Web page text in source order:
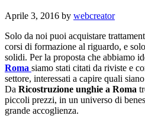
Aprile 3, 2016 by webcreator
Solo da noi puoi acquistare
corsi di formazione al riguardo, e
solidi. Per la proposta che abbiamo
Roma siamo stati citati da riviste e
settore, interessati a capire quali
Da Ricostruzione unghie a Roma
piccoli prezzi, in un universo di
grande accoglienza.